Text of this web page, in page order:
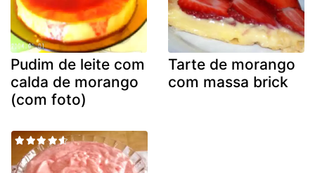
Pudim de leite com
calda de morango
(com foto)
Tarte de morango
com massa brick